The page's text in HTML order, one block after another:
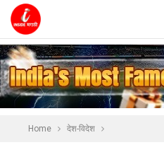
Home देश-विदेश